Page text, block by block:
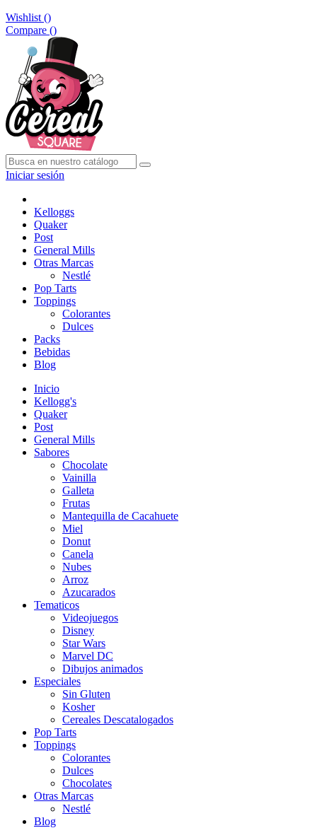
Wishlist ()
Compare ()
Iniciar sesión
Kelloggs
Quaker
Post
General Mills
Otras Marcas
Nestlé
Pop Tarts
Toppings
Colorantes
Dulces
Packs
Bebidas
Blog
Inicio
Kellogg's
Quaker
Post
General Mills
Sabores
Chocolate
Vainilla
Galleta
Frutas
Mantequilla de Cacahuete
Miel
Donut
Canela
Nubes
Arroz
Azucarados
Tematicos
Videojuegos
Disney
Star Wars
Marvel DC
Dibujos animados
Especiales
Sin Gluten
Kosher
Cereales Descatalogados
Pop Tarts
Toppings
Colorantes
Dulces
Chocolates
Otras Marcas
Nestlé
Blog